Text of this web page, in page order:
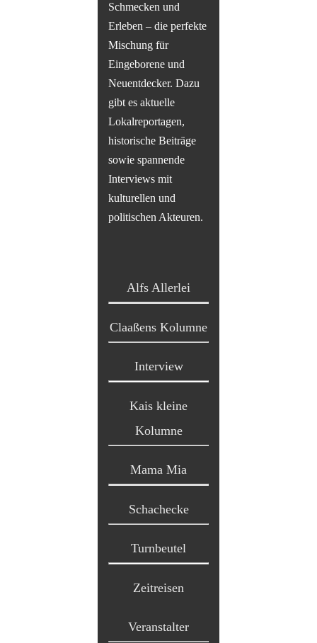
Schmecken und
Erleben – die perfekte
Mischung für
Eingeborene und
Neuentdecker. Dazu
gibt es aktuelle
Lokalreportagen,
historische Beiträge
sowie spannende
Interviews mit
kulturellen und
politischen Akteuren.
Alfs Allerlei
Claaßens Kolumne
Interview
Kais kleine
Kolumne
Mama Mia
Schachecke
Turnbeutel
Zeitreisen
Veranstalter